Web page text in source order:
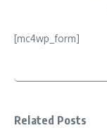
[mc4wp_form]
Related Posts